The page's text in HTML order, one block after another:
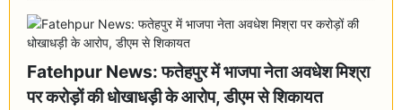
Fatehpur News: फतेहपुर में भाजपा नेता अवधेश मिश्रा
पर करोड़ों की धोखाधड़ी के आरोप, डीएम से शिकायत